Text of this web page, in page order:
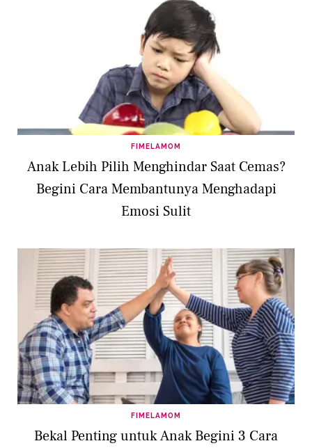
FIMELAMOM
Anak Lebih Pilih Menghindar Saat Cemas?
Begini Cara Membantunya Menghadapi
Emosi Sulit
FIMELAMOM
Bekal Penting untuk Anak Begini 3 Cara